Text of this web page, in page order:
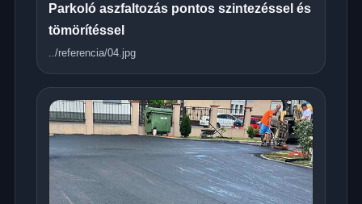
Parkoló aszfaltozás pontos szintezéssel és
tömörítéssel
../referencia/04.jpg